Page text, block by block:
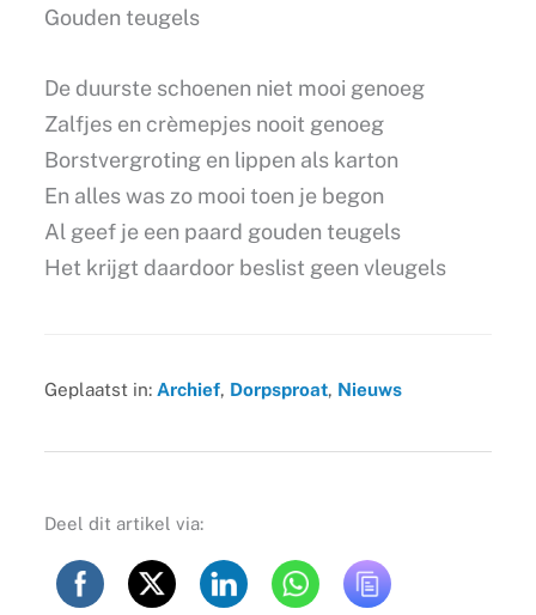
Gouden teugels
De duurste schoenen niet mooi genoeg
Zalfjes en crèmepjes nooit genoeg
Borstvergroting en lippen als karton
En alles was zo mooi toen je begon
Al geef je een paard gouden teugels
Het krijgt daardoor beslist geen vleugels
Geplaatst in: Archief, Dorpsproat, Nieuws
Deel dit artikel via: